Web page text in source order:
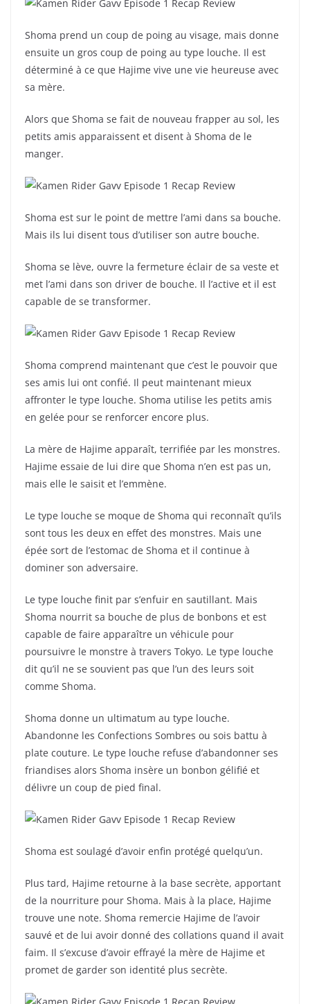
Shoma prend un coup de poing au visage, mais donne
ensuite un gros coup de poing au type louche. Il est
déterminé à ce que Hajime vive une vie heureuse avec
sa mère.
Alors que Shoma se fait de nouveau frapper au sol, les
petits amis apparaissent et disent à Shoma de le
manger.
Shoma est sur le point de mettre l’ami dans sa bouche.
Mais ils lui disent tous d’utiliser son autre bouche.
Shoma se lève, ouvre la fermeture éclair de sa veste et
met l’ami dans son driver de bouche. Il l’active et il est
capable de se transformer.
Shoma comprend maintenant que c’est le pouvoir que
ses amis lui ont confié. Il peut maintenant mieux
affronter le type louche. Shoma utilise les petits amis
en gelée pour se renforcer encore plus.
La mère de Hajime apparaît, terrifiée par les monstres.
Hajime essaie de lui dire que Shoma n’en est pas un,
mais elle le saisit et l’emmène.
Le type louche se moque de Shoma qui reconnaît qu’ils
sont tous les deux en effet des monstres. Mais une
épée sort de l’estomac de Shoma et il continue à
dominer son adversaire.
Le type louche finit par s’enfuir en sautillant. Mais
Shoma nourrit sa bouche de plus de bonbons et est
capable de faire apparaître un véhicule pour
poursuivre le monstre à travers Tokyo. Le type louche
dit qu’il ne se souvient pas que l’un des leurs soit
comme Shoma.
Shoma donne un ultimatum au type louche.
Abandonne les Confections Sombres ou sois battu à
plate couture. Le type louche refuse d’abandonner ses
friandises alors Shoma insère un bonbon gélifié et
délivre un coup de pied final.
Shoma est soulagé d’avoir enfin protégé quelqu’un.
Plus tard, Hajime retourne à la base secrète, apportant
de la nourriture pour Shoma. Mais à la place, Hajime
trouve une note. Shoma remercie Hajime de l’avoir
sauvé et de lui avoir donné des collations quand il avait
faim. Il s’excuse d’avoir effrayé la mère de Hajime et
promet de garder son identité plus secrète.